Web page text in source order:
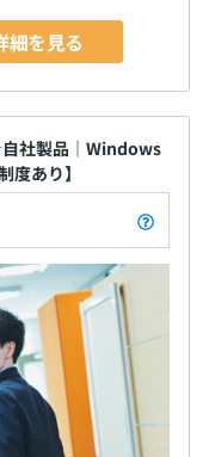
細を見る
社製品｜Windows
度あり】